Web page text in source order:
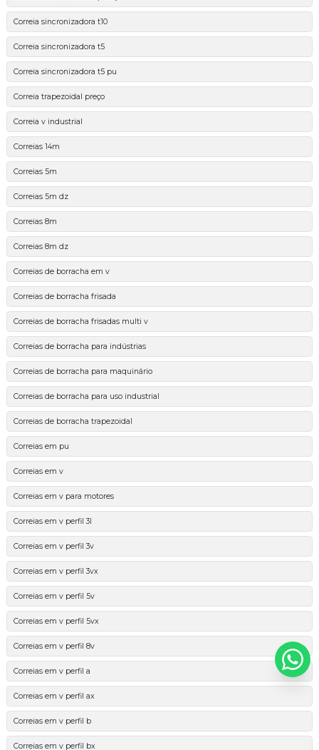
Correia sincronizadora t10
Correia sincronizadora t5
Correia sincronizadora t5 pu
Correia trapezoidal preço
Correia v industrial
Correias 14m
Correias 5m
Correias 5m dz
Correias 8m
Correias 8m dz
Correias de borracha em v
Correias de borracha frisada
Correias de borracha frisadas multi v
Correias de borracha para indústrias
Correias de borracha para maquinário
Correias de borracha para uso industrial
Correias de borracha trapezoidal
Correias em pu
Correias em v
Correias em v para motores
Correias em v perfil 3l
Correias em v perfil 3v
Correias em v perfil 3vx
Correias em v perfil 5v
Correias em v perfil 5vx
Correias em v perfil 8v
Correias em v perfil a
Correias em v perfil ax
Correias em v perfil b
Correias em v perfil bx